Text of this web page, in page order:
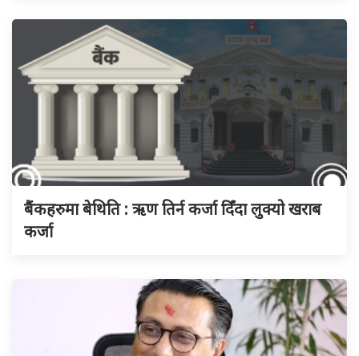
बैंकहरुमा बेथिति : ऋण तिर्न कर्जा दिँदा लुक्यो खराब
कर्जा